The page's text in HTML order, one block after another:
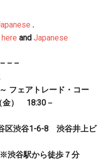
.
andJapanese
– –
フェアトレード・コー
金） 18:30－
区渋谷1-6-8 渋谷井上ビ
谷駅から徒歩７分